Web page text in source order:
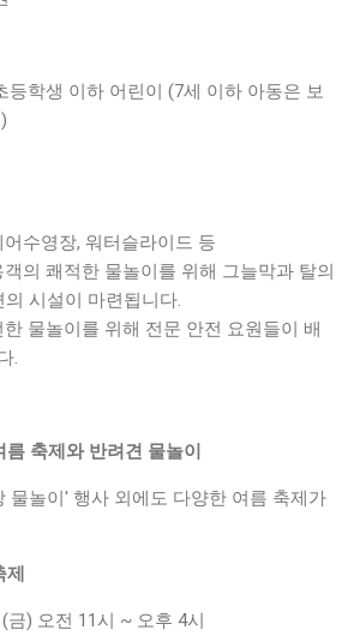
등학생 이하 어린이 (7세 이하 아동은 보
수영장, 워터슬라이드 등
의 쾌적한 물놀이를 위해 그늘막과 탈의
시설이 마련됩니다.
물놀이를 위해 전문 안전 요원들이 배
.
축제와 반려견 물놀이
물놀이' 행사 외에도 다양한 여름 축제가
금) 오전 11시 ~ 오후 4시